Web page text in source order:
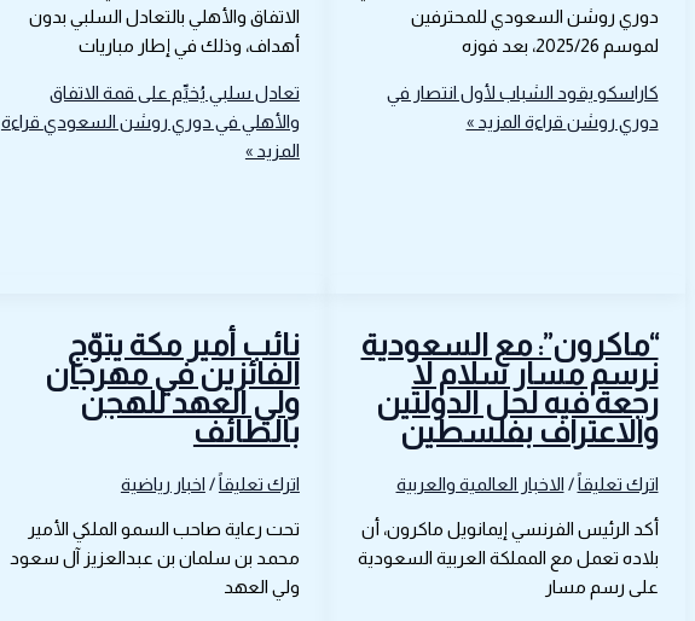
دوري روشن السعودي للمحترفين
لموسم 2025/26، بعد فوزه
كاراسكو يقود الشباب لأول انتصار في
دوري روشن قراءة المزيد »
الاتفاق والأهلي بالتعادل السلبي بدون
أهداف، وذلك في إطار مباريات
تعادل سلبي يُخيِّم على قمة الاتفاق
والأهلي في دوري روشن السعودي قراءة
المزيد »
“ماكرون”: مع السعودية
نرسم مسار سلام لا
رجعة فيه لحل الدولتين
والاعتراف بفلسطين
اترك تعليقاً / الاخبار العالمية والعربية
أكد الرئيس الفرنسي إيمانويل ماكرون، أن
بلاده تعمل مع المملكة العربية السعودية
على رسم مسار
نائب أمير مكة يتوّج
الفائزين في مهرجان
ولي العهد للهجن
بالطائف
اترك تعليقاً/ اخبار رياضية
تحت رعاية صاحب السمو الملكي الأمير
محمد بن سلمان بن عبدالعزيز آل سعود
ولي العهد